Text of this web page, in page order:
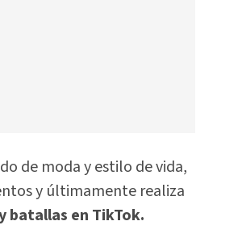
de moda y estilo de vida,
y últimamente realiza
batallas en TikTok.